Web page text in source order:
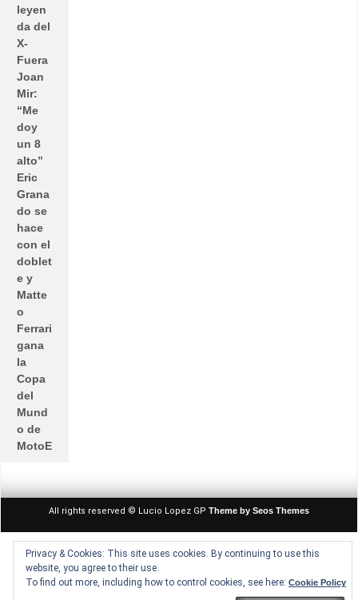
Privacy & Cookies: This site uses cookies. By continuing to use this
website, you agree to their use.
To find out more, including how to control cookies, see here: Cookie Policy
leyen
da del
X-
Fuera
Joan
Mir:
“Me
doy
un 8
alto”
Eric
Grana
do se
hace
con el
doblet
e y
Matte
o
Ferrari
gana
la
Copa
del
Mund
o de
MotoE
All rights reserved © Lucio Lopez GP Theme by Seos Themes